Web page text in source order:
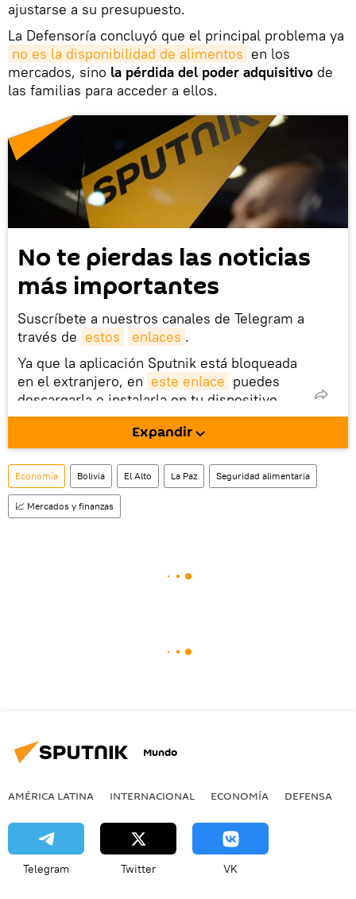
ajustarse a su presupuesto.
La Defensoría concluyó que el principal problema ya
no es la disponibilidad de alimentos en los
mercados, sino la pérdida del poder adquisitivo de
las familias para acceder a ellos.
No te pierdas las noticias
más importantes
Suscríbete a nuestros canales de Telegram a
través de estos enlaces .
Ya que la aplicación Sputnik está bloqueada
en el extranjero, en este enlace puedes
descargarla e instalarla en tu dispositivo
móvil (¡solo para Android!).
También tenemos una cuenta en la red
social rusa VK
Expandir
Economía Bolivia El Alto La Paz Seguridad alimentaria
📈 Mercados y finanzas
Mundo
AMÉRICA LATINA INTERNACIONAL ECONOMÍA DEFENSA
Telegram Twitter VK